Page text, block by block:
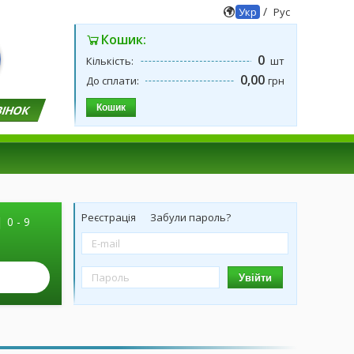
Укр / Рус
Кошик:
Кількість: 0 шт
До сплати:
0,00 грн
Кошик
0 - 9
Реєстрація Забули пароль?
Увійти